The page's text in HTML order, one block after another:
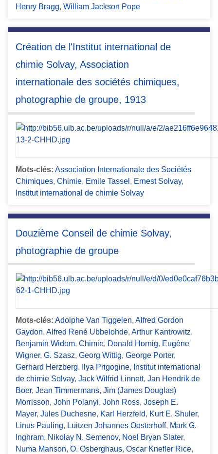
Henry Bragg, William Jackson Pope
Création de l'Institut international de
chimie Solvay, Association
internationale des sociétés chimiques,
photographie de groupe, 1913
Mots-clés: Association Internationale des Sociétés
Chimiques, Chimie, Emile Tassel , Ernest Solvay,
Institut international de chimie Solvay
Douzième Conseil de chimie Solvay,
photographie de groupe
Mots-clés: Adolphe Van Tiggelen, Alfred Gordon
Gaydon, Alfred René Ubbelohde, Arthur Kantrowitz,
Benjamin Widom, Chimie, Donald Hornig, Eugène
Wigner, G. Szasz, Georg Wittig, George Porter,
Gerhard Herzberg, Ilya Prigogine, Institut international
de chimie Solvay, Jack Wilfrid Linnett, Jan Hendrik de
Boer, Jean Timmermans, Jim (James Douglas)
Morrisson, John Polanyi, John Ross, Joseph E.
Mayer, Jules Duchesne, Karl Herzfeld, Kurt E. Shuler,
Linus Pauling, Luitzen Johannes Oosterhoff, Mark G.
Inghram, Nikolay N. Semenov, Noel Bryan Slater,
Numa Manson, O. Osberghaus, Oscar Knefler Rice,